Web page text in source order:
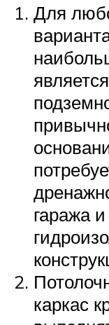
Для
гаража
каркас